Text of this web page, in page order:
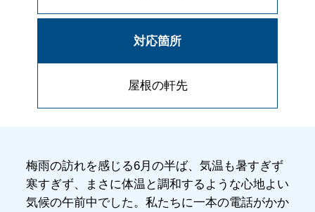
対応箇所
屋根の軒先
梅雨の訪れを感じる6月の半ば、気温も暑すぎず
寒すぎず、まさに体温と調和するような心地よい
気候の午前中でした。私たちに一本の電話がかか